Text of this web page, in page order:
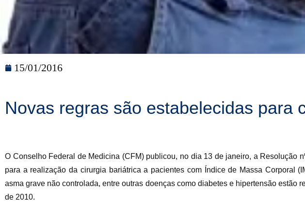
15/01/2016
Novas regras são estabelecidas para
O Conselho Federal de Medicina (CFM) publicou, no dia 13 de janeiro, a Resolução
para a realização da cirurgia bariátrica a pacientes com Índice de Massa Corporal
asma grave não controlada, entre outras doenças como diabetes e hipertensão estão
de 2010.